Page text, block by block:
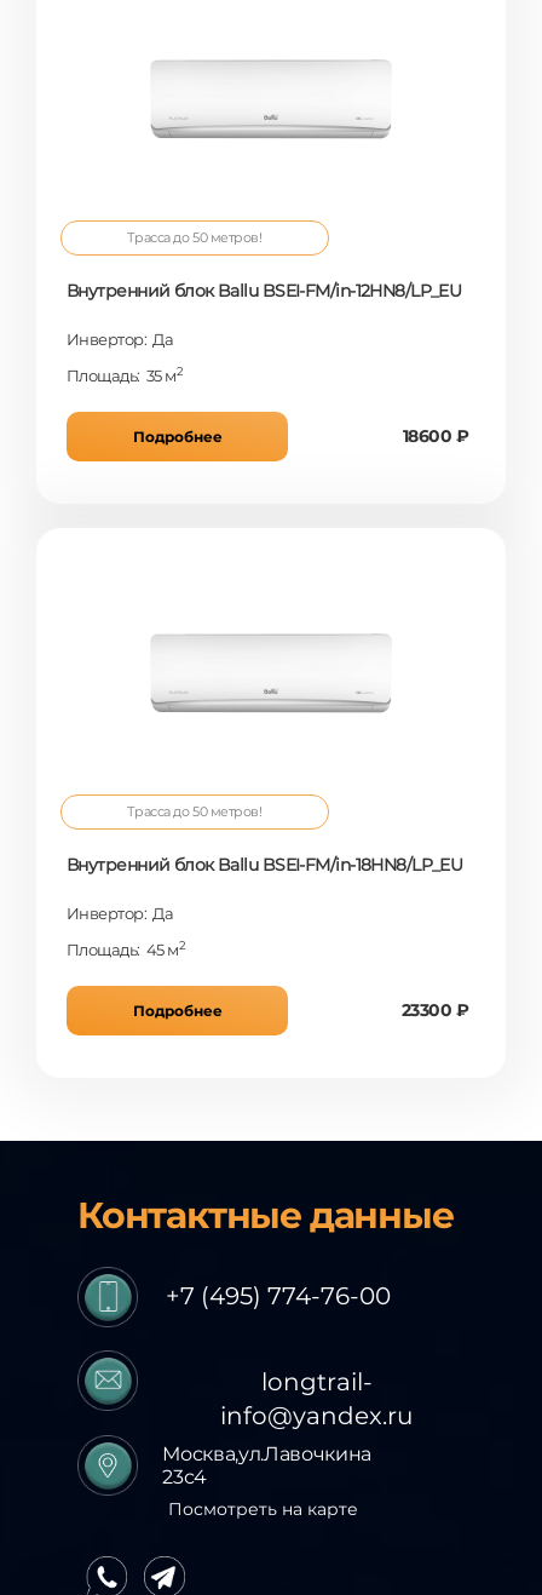
Трасса до 50 метров!
Внутренний блок Ballu BSEI-FM/in-12HN8/LP_EU
Инвертор: Да
Площадь: 35 м2
Подробнее 18600 ₽
Трасса до 50 метров!
Внутренний блок Ballu BSEI-FM/in-18HN8/LP_EU
Инвертор: Да
Площадь: 45 м2
Подробнее 23300 ₽
Москва,ул.Лавочкина
23с4
Контактные данные
Посмотреть на карте
+7 (495) 774-76-00
longtrail-
info@yandex.ru